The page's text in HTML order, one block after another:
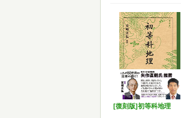
[復刻版]初等科地理